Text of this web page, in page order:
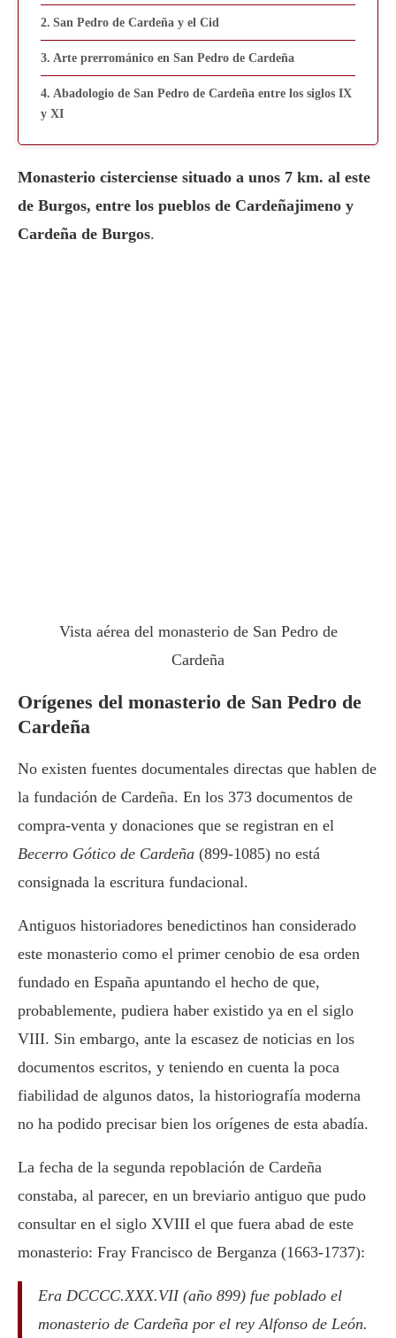
San Pedro de Cardeña y el Cid
Arte prerrománico en San Pedro de Cardeña
Abadologio de San Pedro de Cardeña entre los siglos IX
y XI
Monasterio cisterciense situado a unos 7 km. al este
de Burgos, entre los pueblos de Cardeñajimeno y
Cardeña de Burgos.
Vista aérea del monasterio de San Pedro de
Cardeña
Orígenes del monasterio de San Pedro de
Cardeña
No existen fuentes documentales directas que hablen de
la fundación de Cardeña. En los 373 documentos de
compra-venta y donaciones que se registran en el
Becerro Gótico de Cardeña (899-1085) no está
consignada la escritura fundacional.
Antiguos historiadores benedictinos han considerado
este monasterio como el primer cenobio de esa orden
fundado en España apuntando el hecho de que,
probablemente, pudiera haber existido ya en el siglo
VIII. Sin embargo, ante la escasez de noticias en los
documentos escritos, y teniendo en cuenta la poca
fiabilidad de algunos datos, la historiografía moderna
no ha podido precisar bien los orígenes de esta abadía.
La fecha de la segunda repoblación de Cardeña
constaba, al parecer, en un breviario antiguo que pudo
consultar en el siglo XVIII el que fuera abad de este
monasterio: Fray Francisco de Berganza (1663-1737):
Era DCCCC.XXX.VII (año 899) fue poblado el
monasterio de Cardeña por el rey Alfonso de León.